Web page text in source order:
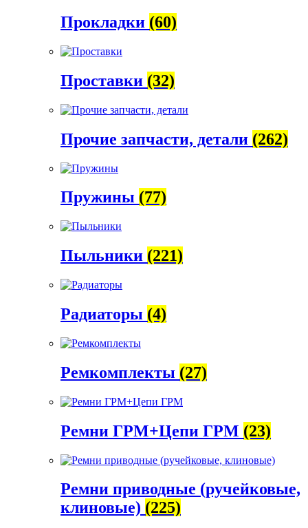
Прокладки (60)
Проставки (32)
Прочие запчасти, детали (262)
Пружины (77)
Пыльники (221)
Радиаторы (4)
Ремкомплекты (27)
Ремни ГРМ+Цепи ГРМ (23)
Ремни приводные (ручейковые,
клиновые) (225)